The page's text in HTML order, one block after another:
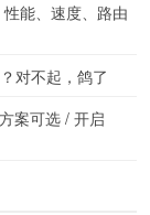
能、速度、路由
对不起，鸽了
案可选 / 开启